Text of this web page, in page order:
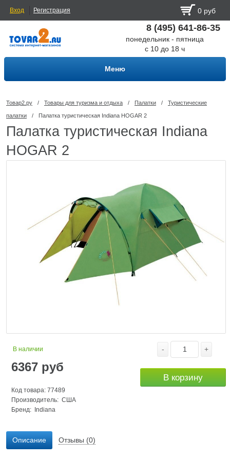
Вход Регистрация 0 руб
8 (495) 641-86-35
понедельник - пятница
с 10 до 18 ч
Меню
Товар2.ру / Товары для туризма и отдыха / Палатки / Туристические
палатки / Палатка туристическая Indiana HOGAR 2
Палатка туристическая Indiana
HOGAR 2
В наличии
6367 руб
Код товара: 77489
Производитель: США
Бренд:
Indiana
- +
В корзину
Описание Отзывы (0)